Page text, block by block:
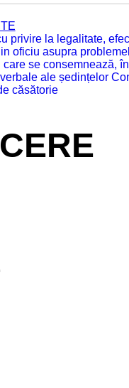
privire la legalitate,
oficiu asupra
se consemnează,
ale ședințelor
căsătorie